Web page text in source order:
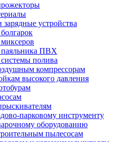
устройства
паяльника ПВХ
полива
компрессорам
высокого давления
парковому инструменту
оборудованию
пылесосам